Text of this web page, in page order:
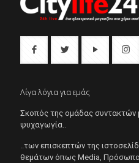
Λίγα λόγια για εμάς
Σκοπός της ομάδας συντακτών
ψυχαγωγία..
..των επισκεπτών της
θεμάτων όπως Μedia, Πρόσωπα,